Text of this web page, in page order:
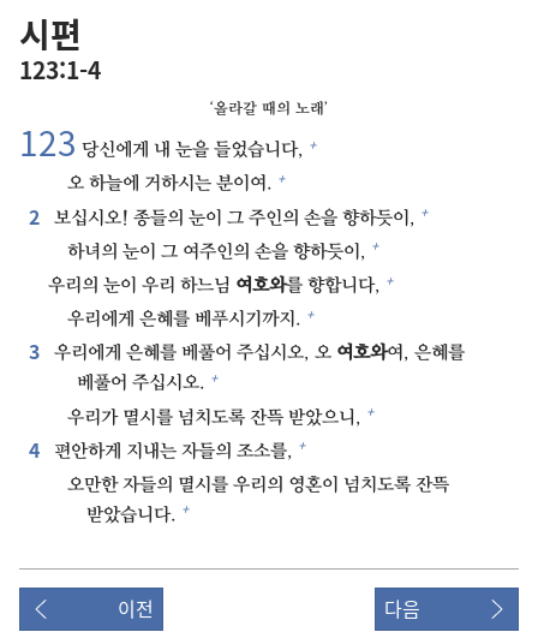
시편
123:1-4
‘올라갈 때의 노래’
123⁠ 당신에게 내 눈을 들었습니다, +
오 하늘에 거하시는 분이여. +
2⁠ 보십시오! 종들의 눈이 그 주인의 손을 향하듯이, +
하녀의 눈이 그 여주인의 손을 향하듯이, +
우리의 눈이 우리 하느님 여호와를 향합니다, +
우리에게 은혜를 베푸시기까지. +
3⁠ 우리에게 은혜를 베풀어 주십시오, 오 여호와여, 은혜를
베풀어 주십시오. +
우리가 멸시를 넘치도록 잔뜩 받았으니, +
4⁠ 편안하게 지내는 자들의 조소를, +
오만한 자들의 멸시를 우리의 영혼이 넘치도록 잔뜩
받았습니다. +
이전 다음